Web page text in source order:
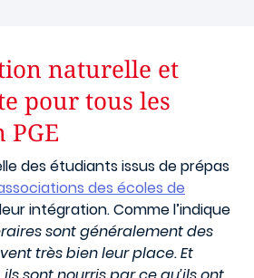
naturelle et
pour tous les
des étudiants issus de prépas
des écoles de
intégration. Comme l’indique
sont généralement des
très bien leur place. Et